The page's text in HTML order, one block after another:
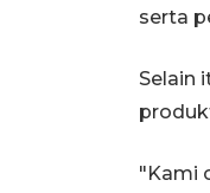
serta
Selain
"Kami